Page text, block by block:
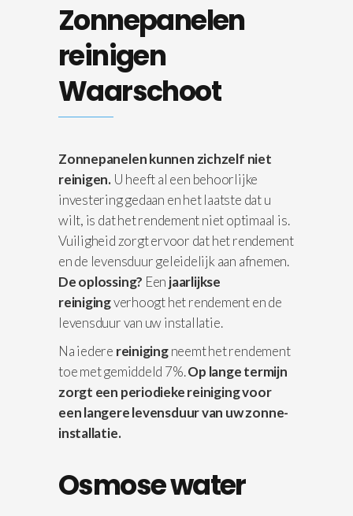
Zonnepanelen
reinigen
Waarschoot
Zonnepanelen kunnen zichzelf niet
reinigen. U heeft al een behoorlijke
investering gedaan en het laatste dat u
wilt, is dat het rendement niet optimaal is.
Vuiligheid zorgt ervoor dat het rendement
en de levensduur geleidelijk aan afnemen.
De oplossing? Een jaarlijkse
reinigingverhoogt het rendement en de
levensduur van uw installatie.
Na iedere reinigingneemt het rendement
toe met gemiddeld 7%.Op lange termijn
zorgt een periodieke reiniging voor
een langere levensduur van uw zonne-
installatie.
Osmose water